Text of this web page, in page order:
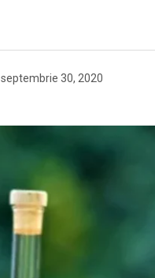
septembrie 30, 2020